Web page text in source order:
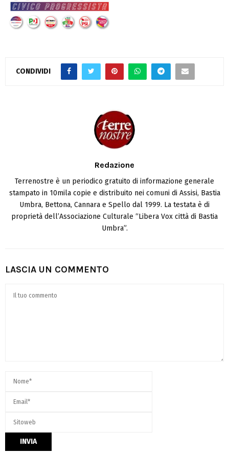
CONDIVIDI
Redazione
Terrenostre è un periodico gratuito di informazione generale
stampato in 10mila copie e distribuito nei comuni di Assisi, Bastia
Umbra, Bettona, Cannara e Spello dal 1999. La testata è di
proprietà dell’Associazione Culturale “Libera Vox città di Bastia
Umbra”.
LASCIA UN COMMENTO